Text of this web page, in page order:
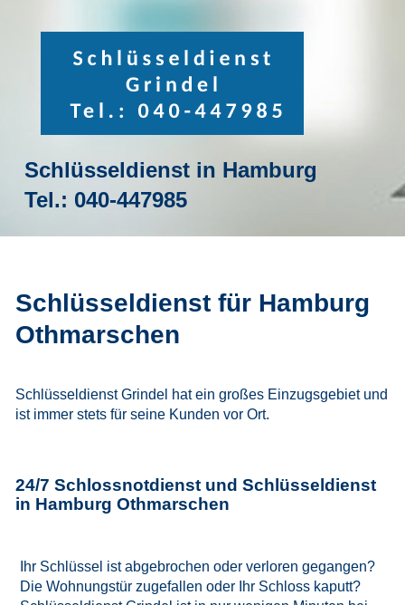
Schlüsseldienst in Hamburg
Tel.: 040-447985
Schlüsseldienst für Hamburg
Othmarschen
Schlüsseldienst Grindel hat ein großes Einzugsgebiet und
ist immer stets für seine Kunden vor Ort.
24/7 Schlossnotdienst und Schlüsseldienst
in Hamburg Othmarschen
Ihr Schlüssel ist abgebrochen oder verloren gegangen?
Die Wohnungstür zugefallen oder Ihr Schloss kaputt?